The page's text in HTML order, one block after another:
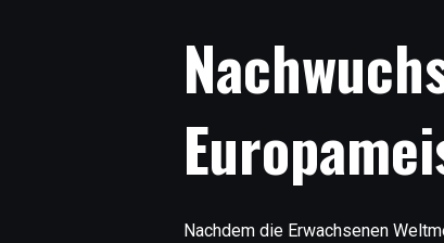
Nachdem die Erwachsenen